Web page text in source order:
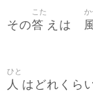
その答
こた
えは
か
人
ひと
はどれくら